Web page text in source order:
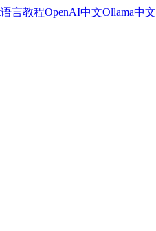
语言教程OpenAI中文Ollama中文